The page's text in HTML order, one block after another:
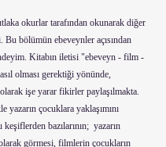
okurlar tarafından okunarak diğer
bölümün ebeveynler açısından
Kitabın iletisi "ebeveyn - film -
olması gerektiği yönünde,
işe yarar fikirler paylaşılmakta.
yazarın çocuklara yaklaşımını
bazılarının;  yazarın
görmesi, filmlerin çocukların